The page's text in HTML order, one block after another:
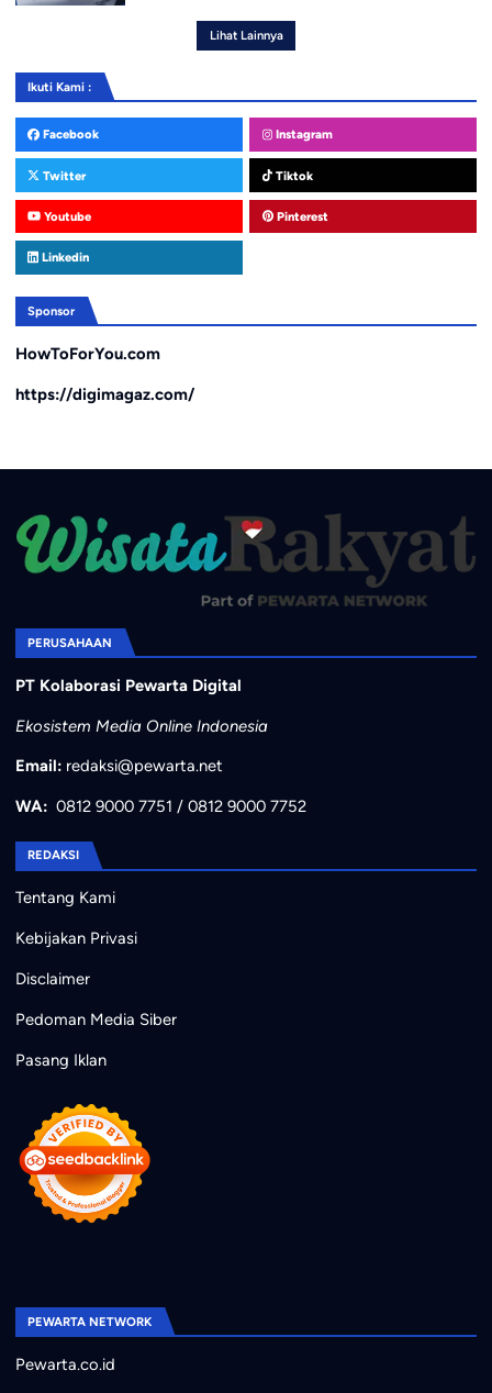
Lihat Lainnya
Ikuti Kami :
Facebook Instagram
Twitter Tiktok
Youtube Pinterest
Linkedin
Sponsor
HowToForYou.com
https://digimagaz.com/
PERUSAHAAN
PT Kolaborasi Pewarta Digital
Ekosistem Media Online Indonesia
Email: redaksi@pewarta.net
WA: 0812 9000 7751 / 0812 9000 7752
REDAKSI
Tentang Kami
Kebijakan Privasi
Disclaimer
Pedoman Media Siber
Pasang Iklan
PEWARTA NETWORK
Pewarta.co.id